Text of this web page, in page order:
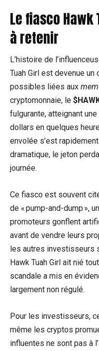
Le fiasco Hawk
à retenir
L’histoire de
Tuah Girl est devenue
possibles liées aux
cryptomonnaie, le
fulgurante, atteignant
dollars en quelques
envolée s’est
dramatique, le jeton
journée.
Ce fiasco est souvent
de « pump-and-dump »,
promoteurs gonflent
avant de vendre leurs
les autres investisseurs
Hawk Tuah Girl ait nié
scandale a mis en
largement non régulé.
Pour les investisseurs,
même les cryptos
influentes ne sont pas à